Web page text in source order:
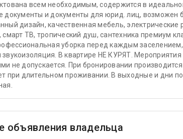
всем необходимым, содержится в
документы и документы для юрид. лиц, возможен
дизайн, качественная мебель, электрические
смарт ТВ, тропический душ, сантехника премиум
уборка перед каждым заселением,
В квартире НЕ КУРЯТ.
не допускается. При бронировании
при длительном проживании. В выходные и дни
объявления владельца